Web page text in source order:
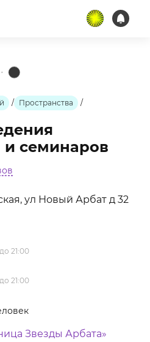
/ Пространства /
семинаров
ул Новый Арбат д 32
21:00
21:00
Звезды Арбата»